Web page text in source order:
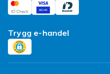
Hos Fyndiq hittar du
elektronik till
alltid billig frakt och
dagligen. Hitta allt på
elektronik på ett och
Trygg e-handel